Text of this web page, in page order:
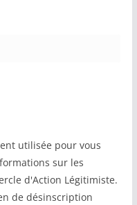
utilisée pour vous
sur les
d'Action Légitimiste.
de désinscription